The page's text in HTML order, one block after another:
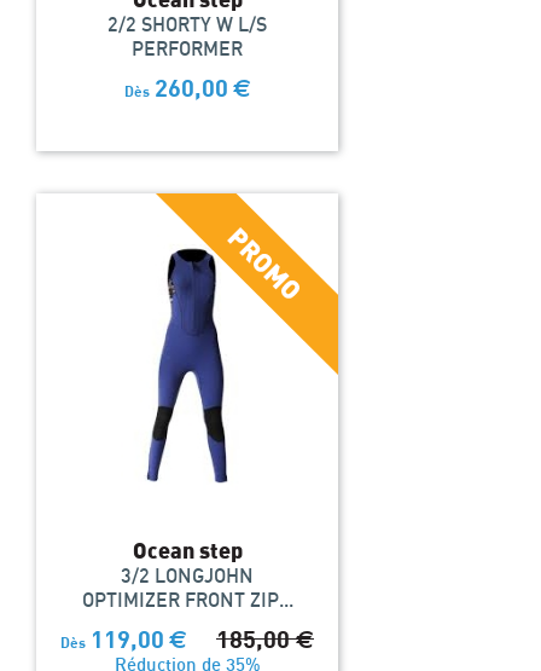
2/2 SHORTY W L/S
PERFORMER
Dès 260,00 €
Ocean step
3/2 LONGJOHN
OPTIMIZER FRONT ZIP...
Dès 119,00 € 185,00€
Réduction de 35%